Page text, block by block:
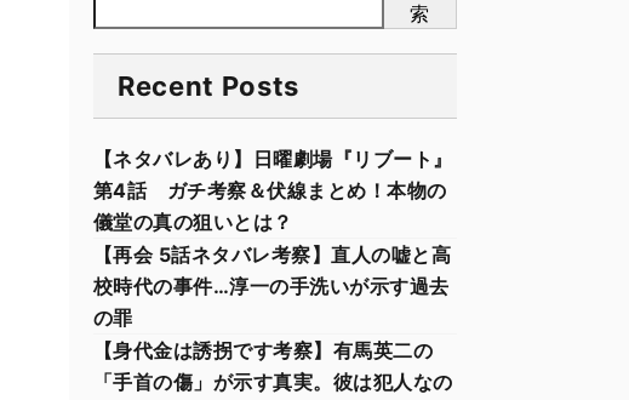
索
Recent Posts
【ネタバレあり】日曜劇場『リブート』
第4話 ガチ考察＆伏線まとめ！本物の
儀堂の真の狙いとは？
【再会 5話ネタバレ考察】直人の嘘と高
校時代の事件…淳一の手洗いが示す過去
の罪
【身代金は誘拐です考察】有馬英二の
「手首の傷」が示す真実。彼は犯人なの